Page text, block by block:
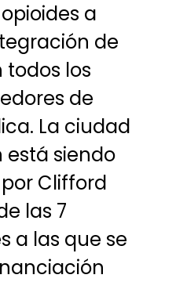
a
de
los
de
La ciudad
está siendo
Clifford
las 7
a las que se